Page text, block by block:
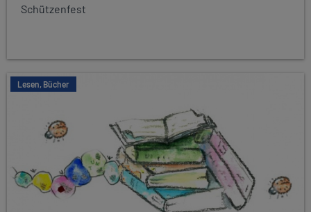
Schützenfest
Lesen, Bücher